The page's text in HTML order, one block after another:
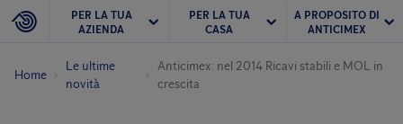
PER LA TUA
AZIENDA
PER LA TUA
CASA
A PROPOSITO DI
ANTICIMEX
Home
Le ultime
novità
Anticimex: nel 2014 Ricavi stabili e MOL in
crescita